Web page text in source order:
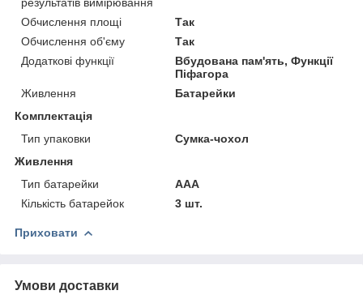
Обчислення площі
Так
Обчислення об'єму
Так
Додаткові функції
Вбудована пам'ять, Функції
Піфагора
Живлення
Батарейки
Комплектація
Тип упаковки
Сумка-чохол
Живлення
Тип батарейки
ААА
Кількість батарейок
3 шт.
Приховати
Умови доставки